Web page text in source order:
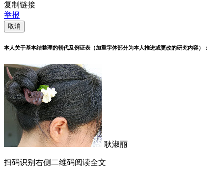
复制链接
举报
取消
本人关于基本结整理的朝代及例证表（加重字体部分为本人推进或更改的研究内容）：
耿淑丽
扫码识别右侧二维码阅读全文